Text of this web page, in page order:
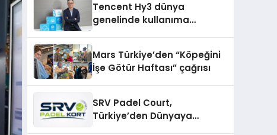
şunları kaydetti:
Tencent Hy3 dünya
genelinde kullanıma
Mars Türkiye’den “Köpeğini
İşe Götür Haftası” çağrısı
SRV Padel Court,
Türkiye’den Dünyaya